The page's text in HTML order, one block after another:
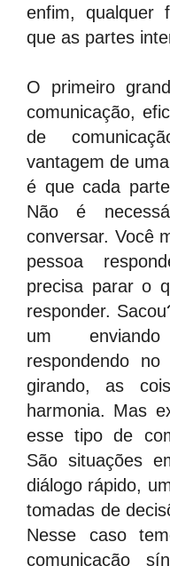
enfim, qualquer
que as partes
O primeiro
comunicação,
de
vantagem de
é que cada
Não é
conversar. Você
pessoa
precisa parar o
responder.
um
respondendo
girando, as
harmonia. Mas
esse tipo de
São situações
diálogo rápido,
tomadas de
Nesse caso
comunicação